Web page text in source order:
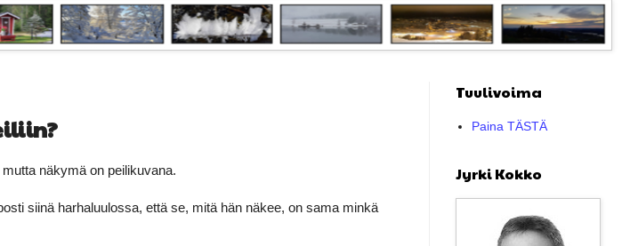
näkymä on peilikuvana.
siinä harhaluulossa, että se, mitä hän näkee, on sama minkä
Tuulivoima
Paina TÄSTÄ
Jyrki Kokko